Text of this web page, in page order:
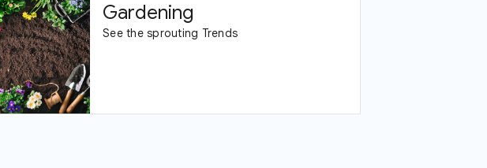
Gardening
See the sprouting Trends